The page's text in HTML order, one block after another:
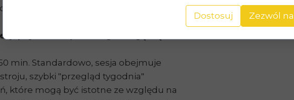
samokrytyka.
psychoterapii? Czego mogę się
min. Standardowo, sesja obejmuje
szybki "przegląd tygodnia"
które mogą być istotne ze względu na
Dostosuj Zezwól